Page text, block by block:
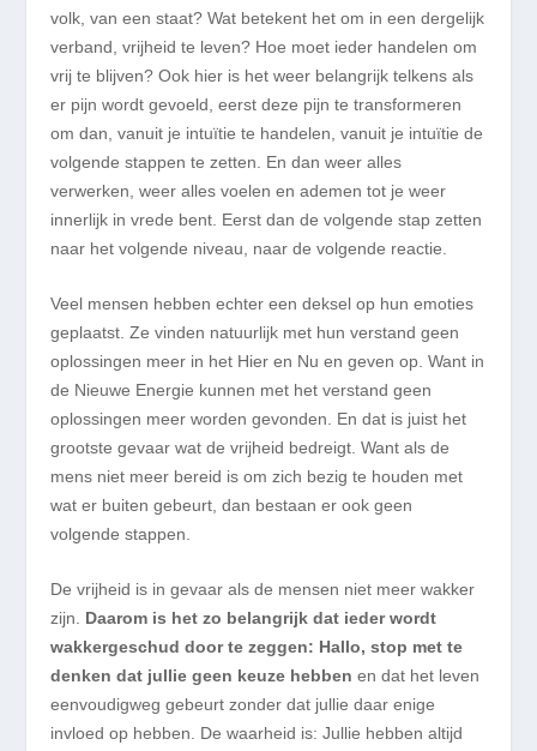
volk, van een staat? Wat betekent het om in een dergelijk
verband, vrijheid te leven? Hoe moet ieder handelen om
vrij te blijven? Ook hier is het weer belangrijk telkens als
er pijn wordt gevoeld, eerst deze pijn te transformeren
om dan, vanuit je intuïtie te handelen, vanuit je intuïtie de
volgende stappen te zetten. En dan weer alles
verwerken, weer alles voelen en ademen tot je weer
innerlijk in vrede bent. Eerst dan de volgende stap zetten
naar het volgende niveau, naar de volgende reactie.
Veel mensen hebben echter een deksel op hun emoties
geplaatst. Ze vinden natuurlijk met hun verstand geen
oplossingen meer in het Hier en Nuen geven op.Want in
de Nieuwe Energie kunnen met het verstand geen
oplossingen meer worden gevonden. En dat is juist het
grootste gevaar wat de vrijheid bedreigt. Want als de
mens niet meer bereid isomzich bezig te houden met
water buiten gebeurt, dan bestaan er ook geen
volgende stappen.
De vrijheid is in gevaar als de mensen niet meer wakker
zijn. Daarom is het zo belangrijk dat ieder wordt
wakkergeschud door te zeggen: Hallo, stop met te
denken dat jullie geen keuze hebben en dat het leven
eenvoudigweg gebeurt zonder dat jullie daar enige
invloed op hebben. De waarheid is: Jullie hebben altijd